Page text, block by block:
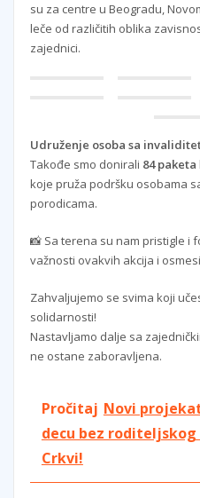
su za centre u Beogradu,
leče od različitih oblika
zajednici.
Udruženje osoba sa
Takođe smo donirali 84 paketa
koje pruža podršku osobama
porodicama.
📸 Sa terena su nam pristigle i
važnosti ovakvih akcija i
Zahvaljujemo se svima koji
solidarnosti!
Nastavljamo dalje sa
ne ostane zaboravljena.
Pročitaj Novi
decu bez
Crkvi!